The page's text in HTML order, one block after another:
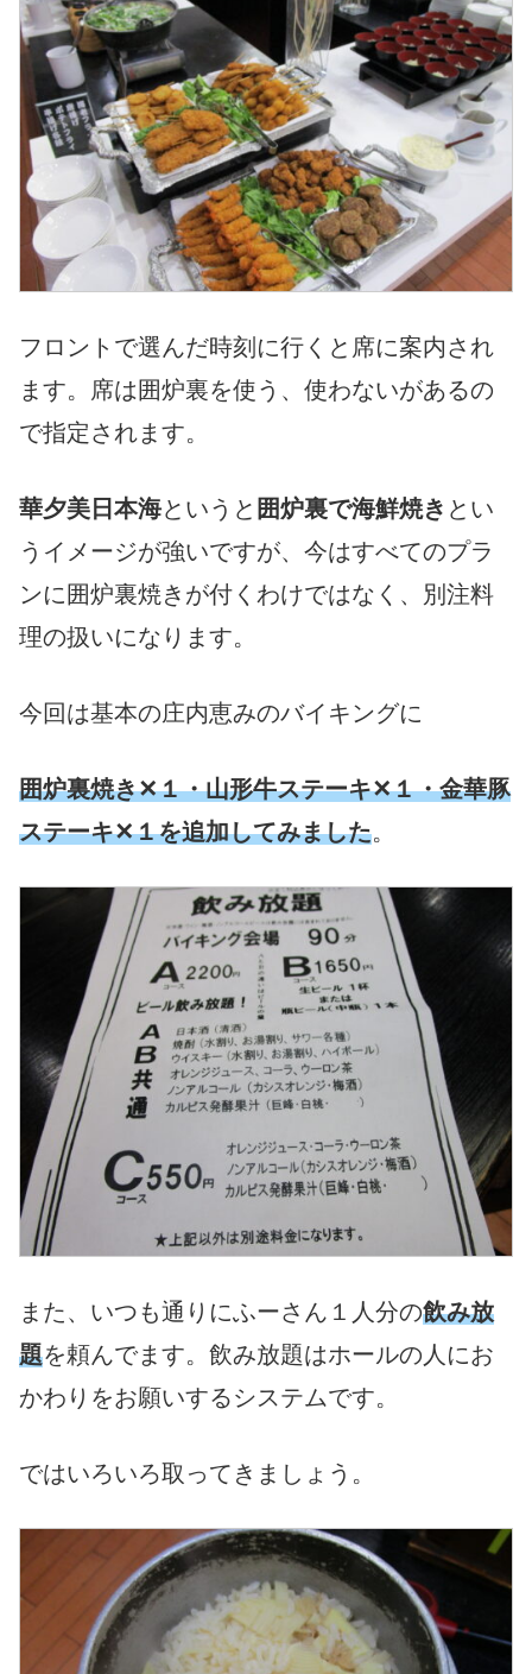
フロントで選んだ時刻に行くと席に案内され
ます。席は囲炉裏を使う、使わないがあるの
で指定されます。
華夕美日本海というと 囲炉裏で海鮮焼き とい
うイメージが強いですが、今はすべてのプラ
ンに囲炉裏焼きが付くわけではなく、別注料
理の扱いになります。
今回は基本の庄内恵みのバイキングに
囲炉裏焼き✕１・山形牛ステーキ✕１・金華豚
ステーキ✕１を追加してみました。
また、いつも通りにふーさん１人分の飲み放
題を頼んでます。飲み放題はホールの人にお
かわりをお願いするシステムです。
ではいろいろ取ってきましょう。